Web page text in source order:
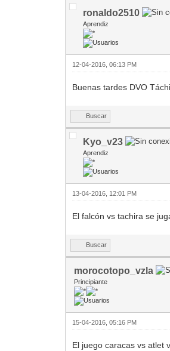
ronaldo2510
Aprendiz
12-04-2016, 06:13 PM
Buenas tardes DVO
Buscar
Kyo_v23
Aprendiz
13-04-2016, 12:01 PM
El falcón vs tachira se
Buscar
morocotopo_vzla
Principiante
15-04-2016, 05:16 PM
El juego caracas vs atlet